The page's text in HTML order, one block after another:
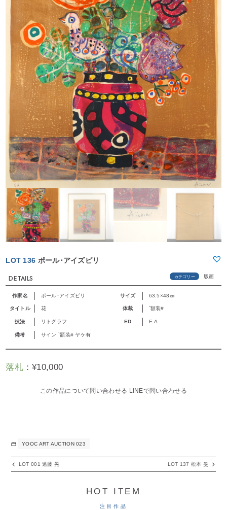
LOT 136 ポール･アイズピリ
DETAILS カテゴリー 版画
作家名 ポール･アイズピリ サイズ 63.5×48㎝
タイトル 花 体裁 `額装#
技法 リトグラフ ED E.A
備考 サイン `額装# ヤケ有
落札：¥10,000
この作品について問い合わせる LINEで問い合わせる
YOOC ART AUCTION 023
LOT 001 遠藤 晃 LOT 137 松本 旻
HOT ITEM
注目作品